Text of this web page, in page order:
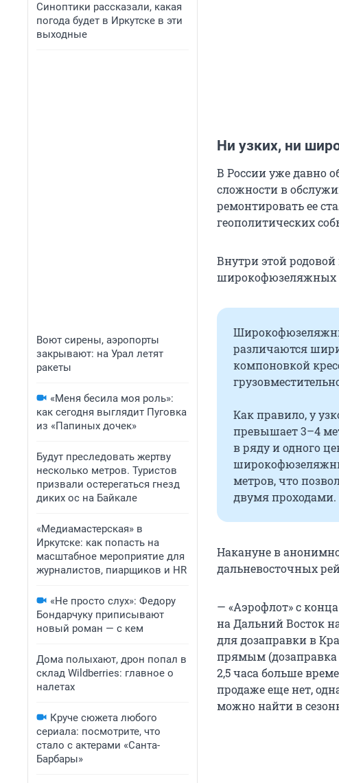
Синоптики рассказали, какая
погода будет в Иркутске в эти
выходные
Воют сирены, аэропорты
закрывают: на Урал летят
ракеты
«Меня бесила моя роль»:
как сегодня выглядит Пуговка
из «Папиных дочек»
Будут преследовать жертву
несколько метров. Туристов
призвали остерегаться гнезд
диких ос на Байкале
«Медиамастерская» в
Иркутске: как попасть на
масштабное мероприятие для
журналистов, пиарщиков и HR
«Не просто слух»: Федору
Бондарчуку приписывают
новый роман — с кем
Дома полыхают, дрон попал в
склад Wildberries: главное о
налетах
Круче сюжета любого
сериала: посмотрите, что
стало с актерами «Санта-
Барбары»
Ни узких, ни
В России уже давно
сложности в
ремонтировать ее
геополитических
Внутри этой
широкофюзеляжных
различаются
компоновкой
Как правило, у
превышает 3–4
в ряду и одного
метров, что
двумя проходами.
Накануне в
дальневосточных
— «Аэрофлот» с
на Дальний Восток
для дозаправки в
прямым (дозаправка
2,5 часа больше
продаже еще нет,
можно найти в